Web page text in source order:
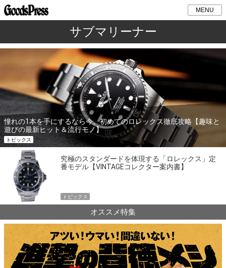
MENU
サブマリーナー
憧れの1本を手にするなら今。初めてのロレックス徹底攻略【趣味と
遊びの最新ヒット＆流行モノ】
トピックス
究極のスタンダードを体現する「ロレックス」定
番モデル【VINTAGEコレクター案内書】
トピックス
オススメ特集